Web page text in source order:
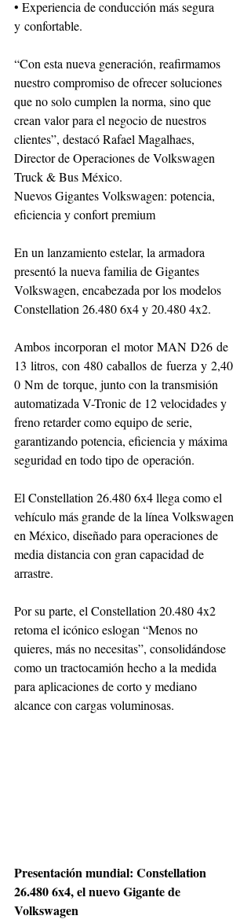
• Experiencia de conducción más segura
y confortable.
“Con esta nueva generación, reafirmamos
nuestro compromiso de ofrecer soluciones
que no solo cumplen la norma, sino que
crean valor para el negocio de nuestros
clientes”, destacó Rafael Magalhaes,
Director de Operaciones de Volkswagen
Truck & Bus México.
Nuevos Gigantes Volkswagen: potencia,
eficiencia y confort premium
En un lanzamiento estelar, la armadora
presentó la nueva familia de Gigantes
Volkswagen, encabezada por los modelos
Constellation 26.480 6x4 y 20.480 4x2.
Ambos incorporan el motor MAN D26 de
13 litros, con 480 caballos de fuerza y 2,40
0 Nm de torque, junto con la transmisión
automatizada V-Tronic de 12 velocidades y
freno retarder como equipo de serie,
garantizando potencia, eficiencia y máxima
seguridad en todo tipo de operación.
El Constellation 26.480 6x4 llega como el
vehículo más grande de la línea Volkswagen
en México, diseñado para operaciones de
media distancia con gran capacidad de
arrastre.
Por su parte, el Constellation 20.480 4x2
retoma el icónico eslogan “Menos no
quieres, más no necesitas”, consolidándose
como un tractocamión hecho a la medida
para aplicaciones de corto y mediano
alcance con cargas voluminosas.
Presentación mundial: Constellation
26.480 6x4, el nuevo Gigante de
Volkswagen